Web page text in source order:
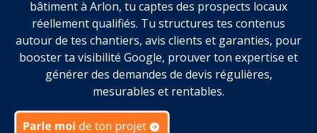
bâtiment à Arlon, tu captes des prospects locaux
réellement qualifiés. Tu structures tes contenus
autour de tes chantiers, avis clients et garanties, pour
booster ta visibilité Google, prouver ton expertise et
générer des demandes de devis régulières,
mesurables et rentables.